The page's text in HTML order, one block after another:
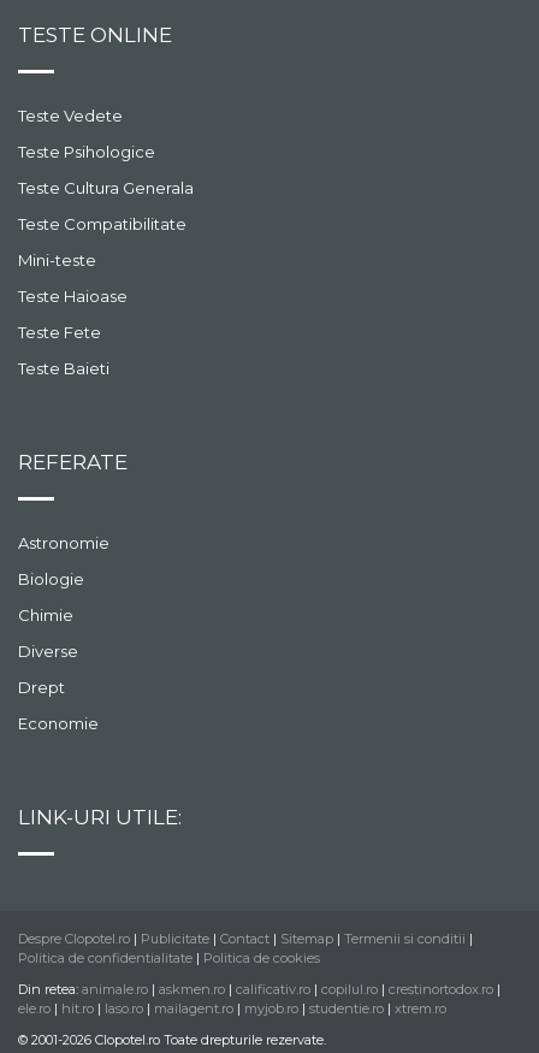
TESTE ONLINE
Teste Vedete
Teste Psihologice
Teste Cultura Generala
Teste Compatibilitate
Mini-teste
Teste Haioase
Teste Fete
Teste Baieti
REFERATE
Astronomie
Biologie
Chimie
Diverse
Drept
Economie
LINK-URI UTILE:
Despre Clopotel.ro | Publicitate | Contact | Sitemap | Termenii si conditii |
Politica de confidentialitate | Politica de cookies
Din retea: animale.ro | askmen.ro | calificativ.ro | copilul.ro | crestinortodox.ro |
ele.ro | hit.ro | laso.ro | mailagent.ro | myjob.ro | studentie.ro | xtrem.ro
© 2001-2026 Clopotel.ro Toate drepturile rezervate.